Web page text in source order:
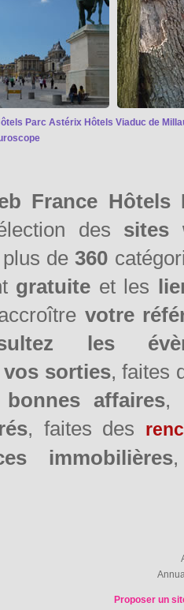
Parc Astérix Hôtels Viaduc de
France Hôtels
des sites
plus de360
gratuite et les
votre
les
sorties, faites
bonnes affaires,
, faites des
immobilières
Proposer un